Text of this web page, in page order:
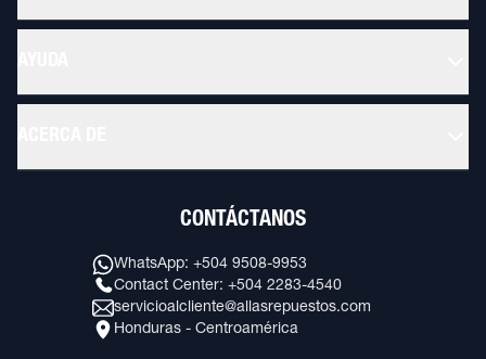
CONTÁCTANOS
WhatsApp: +504 9508-9953
Contact Center: +504 2283-4540
servicioalcliente@allasrepuestos.com
Honduras - Centroamérica